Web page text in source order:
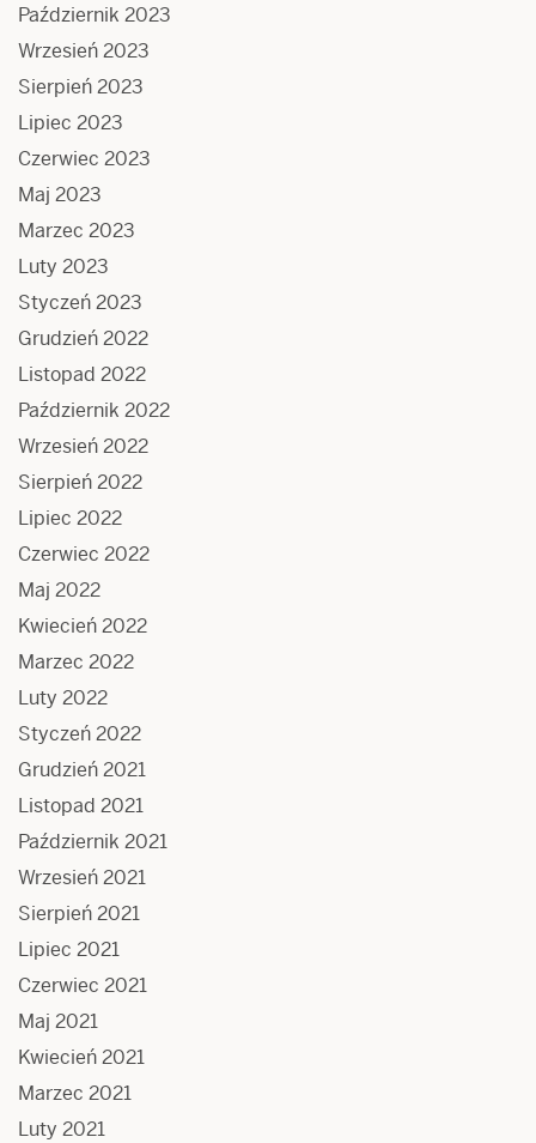
Październik 2023
Wrzesień 2023
Sierpień 2023
Lipiec 2023
Czerwiec 2023
Maj 2023
Marzec 2023
Luty 2023
Styczeń 2023
Grudzień 2022
Listopad 2022
Październik 2022
Wrzesień 2022
Sierpień 2022
Lipiec 2022
Czerwiec 2022
Maj 2022
Kwiecień 2022
Marzec 2022
Luty 2022
Styczeń 2022
Grudzień 2021
Listopad 2021
Październik 2021
Wrzesień 2021
Sierpień 2021
Lipiec 2021
Czerwiec 2021
Maj 2021
Kwiecień 2021
Marzec 2021
Luty 2021